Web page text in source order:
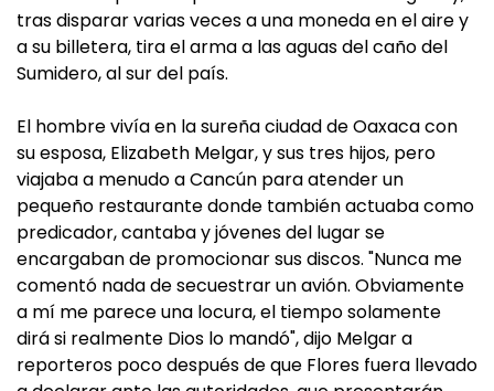
tras disparar varias veces a una moneda en el aire y
a su billetera, tira el arma a las aguas del caño del
Sumidero, al sur del país.
El hombre vivía en la sureña ciudad de Oaxaca con
su esposa, Elizabeth Melgar, y sus tres hijos, pero
viajaba a menudo a Cancún para atender un
pequeño restaurante donde también actuaba como
predicador, cantaba y jóvenes del lugar se
encargaban de promocionar sus discos. "Nunca me
comentó nada de secuestrar un avión. Obviamente
a mí me parece una locura, el tiempo solamente
dirá si realmente Dios lo mandó", dijo Melgar a
reporteros poco después de que Flores fuera llevado